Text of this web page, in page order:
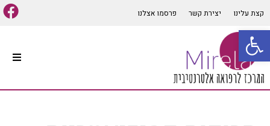
פתח סרגל נגישות
קצת עלינו יצירת קשר פרסמו אצלנו